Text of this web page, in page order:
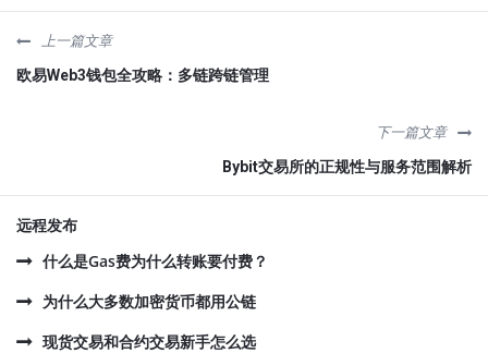
上一篇文章
欧易Web3钱包全攻略：多链跨链管理
下一篇文章
Bybit交易所的正规性与服务范围解析
远程发布
什么是Gas费为什么转账要付费？
为什么大多数加密货币都用公链
现货交易和合约交易新手怎么选